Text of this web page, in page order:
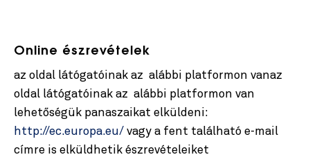
Online észrevételek
az oldal látógatóinak az alábbi platformon vanaz
oldal látógatóinak az alábbi platformon van
lehetőségük panaszaikat elküldeni:
http://ec.europa.eu/ vagy a fent található e-mail
címre is elküldhetik észrevételeiket